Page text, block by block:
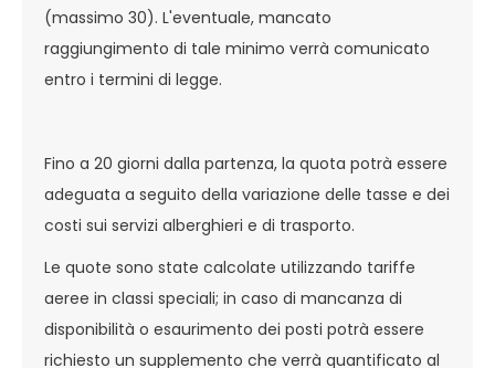
(massimo 30). L'eventuale, mancato
raggiungimento di tale minimo verrà comunicato
entro i termini di legge.
Fino a 20 giorni dalla partenza, la quota potrà essere
adeguata a seguito della variazione delle tasse e dei
costi sui servizi alberghieri e di trasporto.
Le quote sono state calcolate utilizzando tariffe
aeree in classi speciali; in caso di mancanza di
disponibilità o esaurimento dei posti potrà essere
richiesto un supplemento che verrà quantificato al